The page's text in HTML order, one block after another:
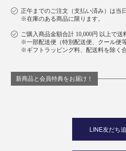
正午までのご注文（支払い済み）は当
※在庫のある商品に限ります。
ご購入商品金額合計 10,000円 以上で送
※一部配送便（特別配送便、クール便
※ギフトラッピング料、配送料を除く
新商品と会員特典をお届け！
LINE友だち